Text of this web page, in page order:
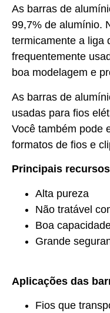
As barras de
99,7% de alumínio.
termicamente a liga
frequentemente
boa modelagem e
As barras de
usadas para fios
Você também pode
formatos de fios e
Principais recursos
Alta pureza
Não tratável
Boa
Grande
Aplicações das
Fios que